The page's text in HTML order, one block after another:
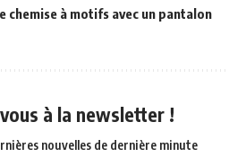
chemise à motifs avec un pantalon
à la newsletter !
nouvelles de dernière minute